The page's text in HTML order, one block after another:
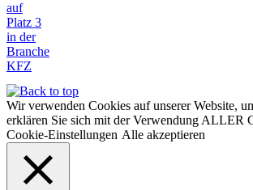
Wir verwenden Cookies auf unserer Website,
erklären Sie sich mit der Verwendung ALLER
Cookie-Einstellungen Alle akzeptieren